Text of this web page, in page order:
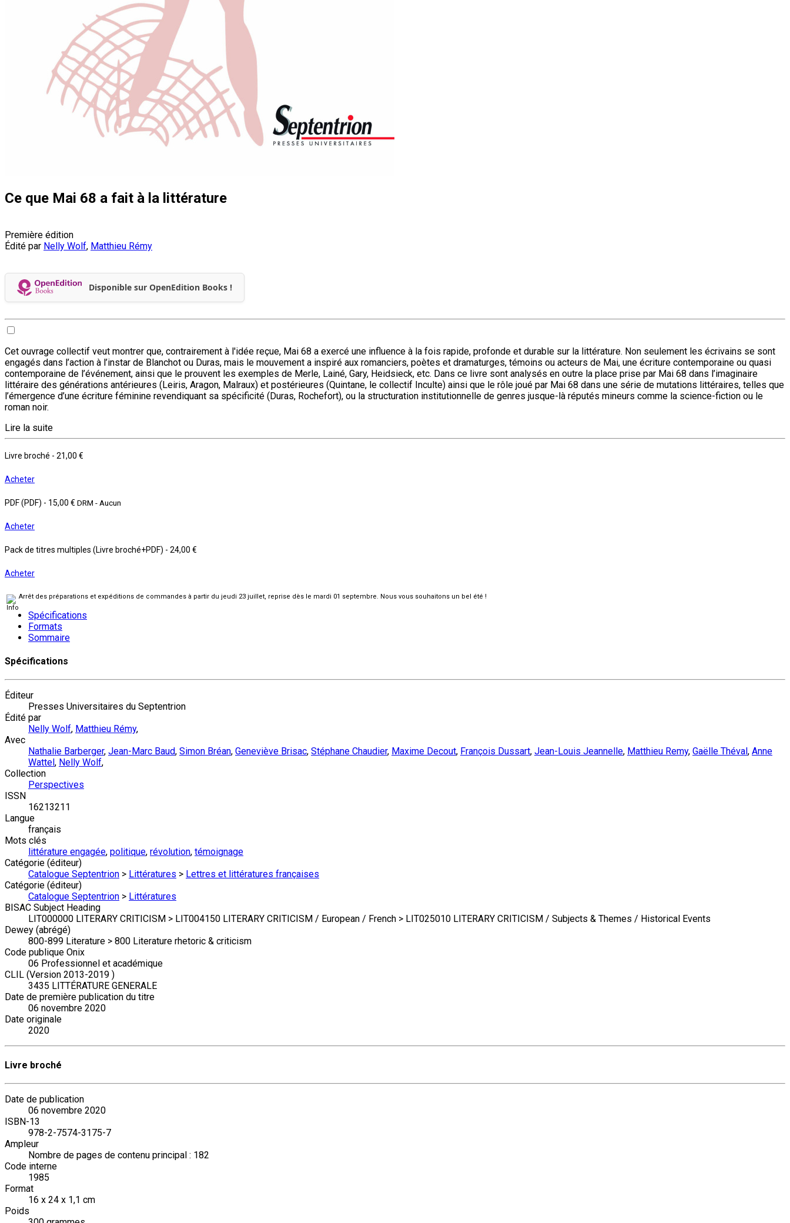
Ce que Mai 68 a fait à la littérature
Première édition
Édité par Nelly Wolf, Matthieu Rémy
Disponible sur OpenEdition Books !
Cet ouvrage collectif veut montrer que, contrairement à l'idée reçue, Mai 68 a exercé une influence à la fois rapide, profonde et durable sur la littérature. Non seulement les écrivains se sont
engagés dans l’action à l’instar de Blanchot ou Duras, mais le mouvement a inspiré aux romanciers, poètes et dramaturges, témoins ou acteurs de Mai, une écriture contemporaine ou quasi
contemporaine de l’événement, ainsi que le prouvent les exemples de Merle, Lainé, Gary, Heidsieck, etc. Dans ce livre sont analysés en outre la place prise par Mai 68 dans l’imaginaire
littéraire des générations antérieures (Leiris, Aragon, Malraux) et postérieures (Quintane, le collectif Inculte) ainsi que le rôle joué par Mai 68 dans une série de mutations littéraires, telles que
l’émergence d’une écriture féminine revendiquant sa spécificité (Duras, Rochefort), ou la structuration institutionnelle de genres jusque-là réputés mineurs comme la science-fiction ou le
roman noir.
Lire la suite
Livre broché - 21,00 €
Acheter
PDF (PDF) - 15,00 € DRM - Aucun
Acheter
Pack de titres multiples (Livre broché+PDF) - 24,00 €
Acheter
Arrêt des préparations et expéditions de commandes à partir du jeudi 23 juillet, reprise dès le mardi 01 septembre. Nous vous souhaitons un bel été !
Spécifications
Formats
Sommaire
Spécifications
Éditeur
Presses Universitaires du Septentrion
Édité par
Nelly Wolf, Matthieu Rémy,
Avec
Nathalie Barberger, Jean-Marc Baud, Simon Bréan, Geneviève Brisac, Stéphane Chaudier, Maxime Decout, François Dussart, Jean-Louis Jeannelle, Matthieu Remy, Gaëlle Théval , Anne
Wattel , Nelly Wolf,
Collection
Perspectives
ISSN
16213211
Langue
français
Mots clés
littérature engagée, politique, révolution, témoignage
Catégorie (éditeur)
Catalogue Septentrion > Littératures > Lettres et littératures françaises
Catégorie (éditeur)
Catalogue Septentrion > Littératures
BISAC Subject Heading
LIT000000 LITERARY CRITICISM > LIT004150 LITERARY CRITICISM / European / French > LIT025010 LITERARY CRITICISM / Subjects & Themes / Historical Events
Dewey (abrégé)
800-899 Literature > 800 Literature rhetoric & criticism
Code publique Onix
06 Professionnel et académique
CLIL (Version 2013-2019 )
3435 LITTÉRATURE GENERALE
Date de première publication du titre
06 novembre 2020
Date originale
2020
Livre broché
Date de publication
06 novembre 2020
ISBN-13
978-2-7574-3175-7
Ampleur
Nombre de pages de contenu principal : 182
Code interne
1985
Format
16 x 24 x 1,1 cm
Poids